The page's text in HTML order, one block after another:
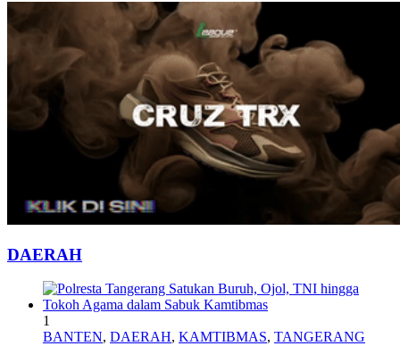
DAERAH
1
BANTEN, DAERAH, KAMTIBMAS, TANGERANG